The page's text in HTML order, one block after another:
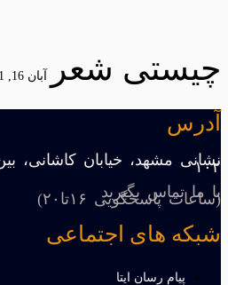
چیستی شعر آبان 16, 1401
آدرس
۱۰۲
با ما تماس بگیرید
(ساعات پاسخگویی ۱۶تا۲۰)
شبکه های اجتماعی
پیام رسان ایتا